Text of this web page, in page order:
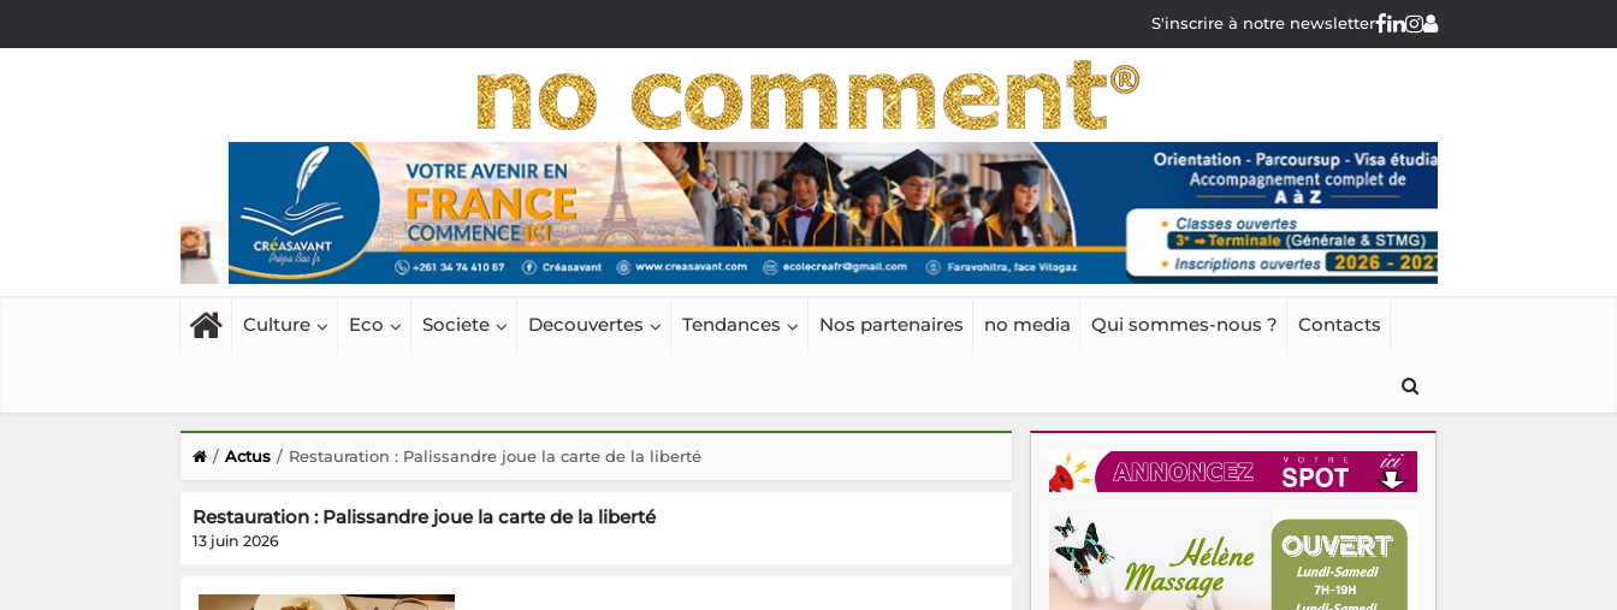
S'inscrire à notre newsletter
Culture Eco Societe Decouvertes Tendances Nos partenaires no media Qui sommes-nous ? Contacts
Actus Restauration : Palissandre joue la carte de la liberté
Restauration : Palissandre joue la carte de la liberté
13 juin 2026